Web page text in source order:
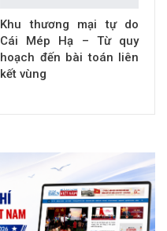
Khu thương mại tự do
Cái Mép Hạ – Từ quy
hoạch đến bài toán liên
kết vùng